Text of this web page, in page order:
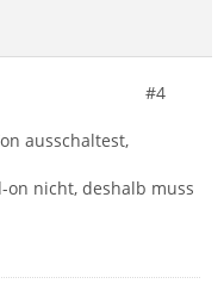
#4
ausschaltest,
on nicht, deshalb muss